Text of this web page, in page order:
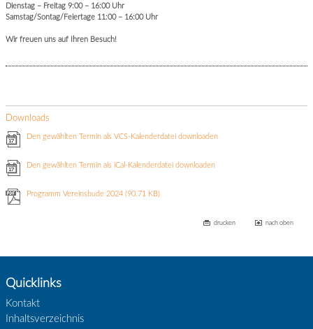
Dienstag – Freitag 9:00 – 16:00 Uhr
Samstag/Sontag/Feiertage 11:00 – 16:00 Uhr
Wir freuen uns auf Ihren Besuch!
Downloads
Den gewählten Termin als VCS-Kalenderdatei downloaden
Den gewählten Termin als iCal-Kalenderdatei downloaden
Programm Vereinsbude 2024(90.71 KB)
drucken nach oben
Quicklinks
Kontakt
Inhaltsverzeichnis